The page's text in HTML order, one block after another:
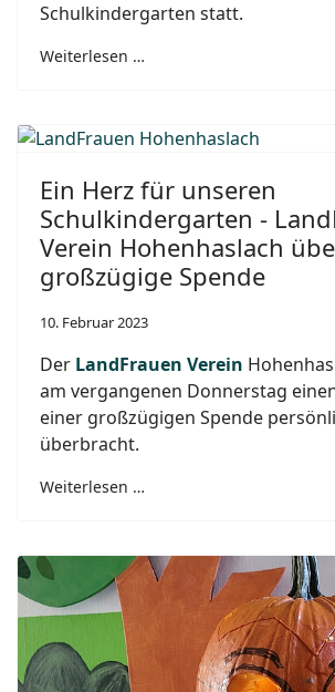
Schulkindergarten statt.
Weiterlesen …
Ein Herz für unseren
Schulkindergarten -
Verein Hohenhaslach
großzügige Spende
10. Februar 2023
Der LandFrauen Verein
am vergangenen Donnerstag
einer großzügigen Spende
überbracht.
Weiterlesen …